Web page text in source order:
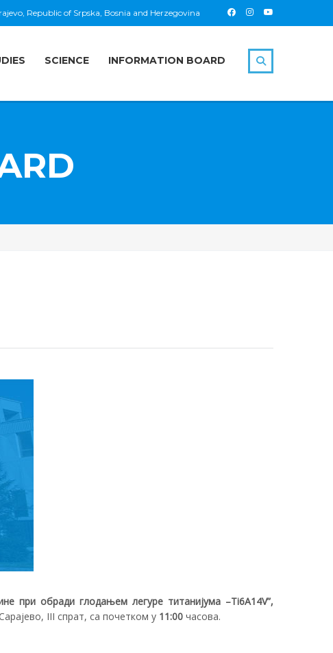
Republic of Srpska, Bosnia and Herzegovina
SCIENCE INFORMATION BOARD
при обради глодањем легуре титанијума –Ti6A14V”,
III спрат, са почетком у 11:00 часова.